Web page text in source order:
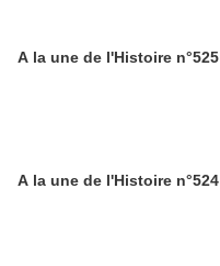
A la une de l'Histoire n°525
A la une de l'Histoire n°524